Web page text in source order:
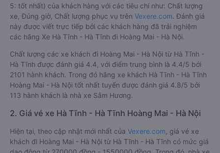
5: tốt nhất) của khách hàng với các tiêu chí như: Chất lượng
xe, Đúng giờ, Chất lượng phục vụ trên Vexere.com. Đánh giá
này được viết trực tiếp bởi các khách hàng đã trải nghiệm
các hãng Xe Hà Tĩnh - Hà Tĩnh đi Hoàng Mai - Hà Nội.
Chất lượng các xe khách đi Hoàng Mai - Hà Nội từ Hà Tĩnh -
Hà Tĩnh được đánh giá 4.4, với điểm trung bình là 4.4/5 bởi
2101 hành khách. Trong đó hãng xe khách Hà Tĩnh - Hà Tĩnh
Hoàng Mai - Hà Nội tốt nhất tuyến được đánh giá 4.8/5 bởi
113 hành khách là nhà xe Sâm Hương.
2. Giá vé xe Hà Tĩnh - Hà Tĩnh Hoàng Mai - Hà Nội
Hiện tại, theo cập nhật mới nhất của Vexere.com , giá vé xe
khách đi Hoàng Mai - Hà Nội từ Hà Tĩnh - Hà Tĩnh có mức giá